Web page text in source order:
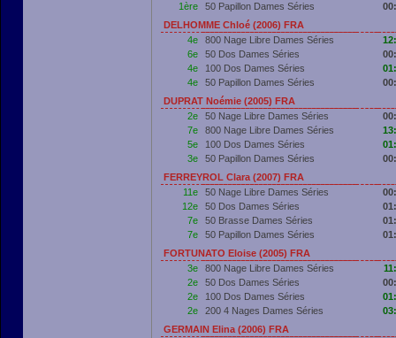
1ère
50 Papillon Dames Séries
DELHOMME Chloé (2006) FRA
4e
800 Nage Libre Dames Séries
6e
50 Dos Dames Séries
4e
100 Dos Dames Séries
4e
50 Papillon Dames Séries
DUPRAT Noémie (2005) FRA
2e
50 Nage Libre Dames Séries
7e
800 Nage Libre Dames Séries
5e
100 Dos Dames Séries
3e
50 Papillon Dames Séries
FERREYROL Clara (2007) FRA
11e
50 Nage Libre Dames Séries
12e
50 Dos Dames Séries
7e
50 Brasse Dames Séries
7e
50 Papillon Dames Séries
FORTUNATO Eloise (2005) FRA
3e
800 Nage Libre Dames Séries
2e
50 Dos Dames Séries
2e
100 Dos Dames Séries
2e
200 4 Nages Dames Séries
GERMAIN Elina (2006) FRA